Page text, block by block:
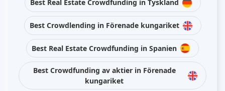
Best Real Estate Crowdfunding in Tyskland
Best Crowdlending in Förenade kungariket
Best Real Estate Crowdfunding in Spanien
Best Crowdfunding av aktier in Förenade
kungariket